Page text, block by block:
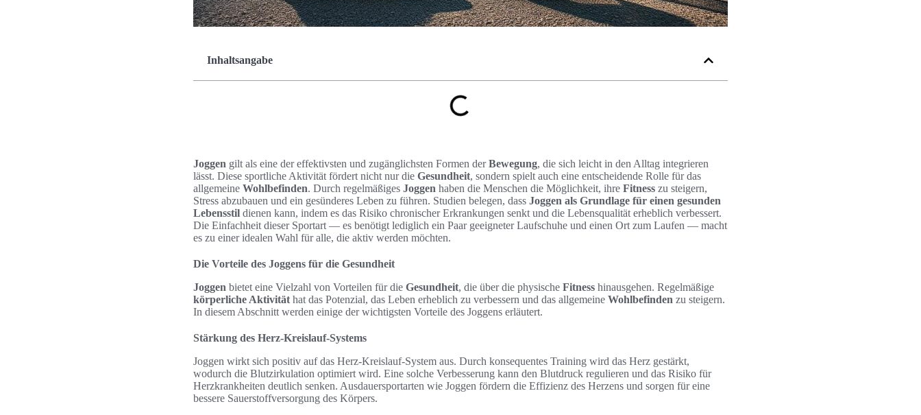
Inhaltsangabe
Joggen gilt als eine der effektivsten und zugänglichsten Formen derBewegung, die sich leicht in den Alltag integrieren
lässt. Diese sportliche Aktivität fördert nicht nur die Gesundheit, sondern spielt auch eine entscheidende Rolle für das
allgemeine Wohlbefinden. Durch regelmäßiges Joggen haben die Menschen die Möglichkeit, ihre Fitness zu steigern,
Stress abzubauen und ein gesünderes Leben zu führen. Studien belegen, dass Joggen als Grundlage für einen gesunden
Lebensstil dienen kann, indem es das Risiko chronischer Erkrankungen senkt und die Lebensqualität erheblich verbessert.
Die Einfachheit dieser Sportart — es benötigt lediglich ein Paar geeigneter Laufschuhe und einen Ort zum Laufen — macht
es zu einer idealen Wahl für alle, die aktiv werden möchten.
Die Vorteile des Joggens für die Gesundheit
Joggen bietet eine Vielzahl von Vorteilen für die Gesundheit, die über die physische Fitness hinausgehen. Regelmäßige
körperliche Aktivität hat das Potenzial, das Leben erheblich zu verbessern und das allgemeine Wohlbefinden zu steigern.
In diesem Abschnitt werden einige der wichtigsten Vorteile des Joggens erläutert.
Stärkung des Herz-Kreislauf-Systems
Joggen wirkt sich positiv auf das Herz-Kreislauf-System aus. Durch konsequentes Training wird das Herz gestärkt,
wodurch die Blutzirkulation optimiert wird. Eine solche Verbesserung kann den Blutdruck regulieren und das Risiko für
Herzkrankheiten deutlich senken. Ausdauersportarten wie Joggen fördern die Effizienz des Herzens und sorgen für eine
bessere Sauerstoffversorgung des Körpers.